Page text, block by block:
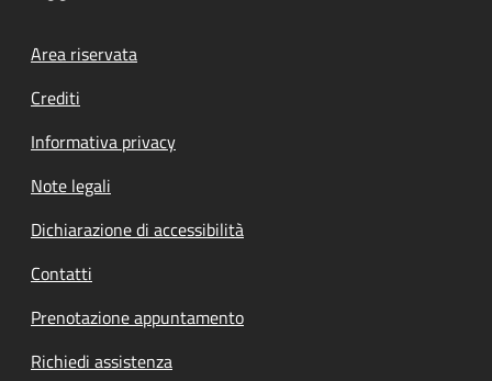
Footer menu
Area riservata
Crediti
Informativa privacy
Note legali
Dichiarazione di accessibilità
Contatti
Prenotazione appuntamento
Richiedi assistenza